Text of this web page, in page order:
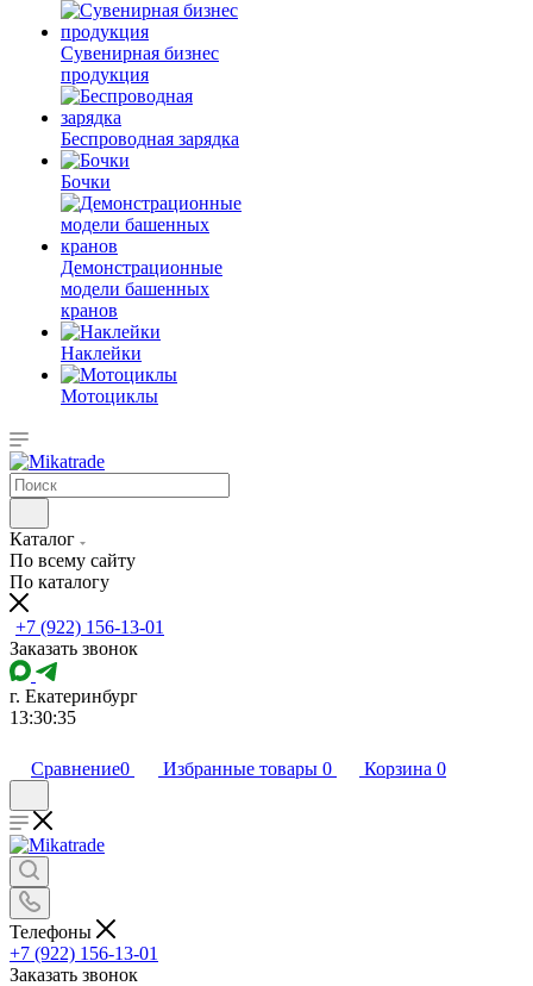
Сувенирная бизнес
продукция
Беспроводная зарядка
Бочки
Демонстрационные
модели башенных
кранов
Наклейки
Мотоциклы
Каталог
По всему сайту
По каталогу
+7 (922) 156-13-01
Заказать звонок
г. Екатеринбург
13:30:35
Сравнение0 Избранные товары 0 Корзина 0
Телефоны
+7 (922) 156-13-01
Заказать звонок